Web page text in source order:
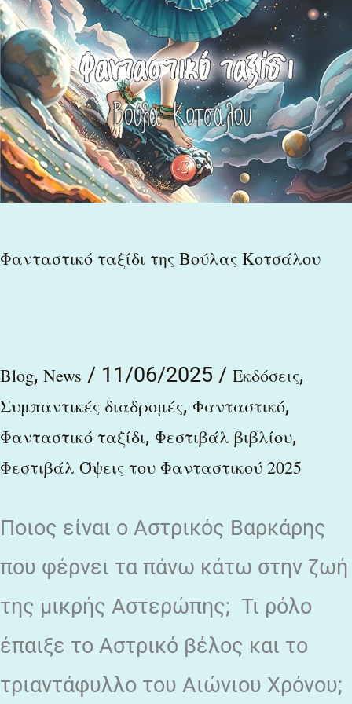
Φανταστικό ταξίδι της Βούλας Κοτσάλου
Blog, News / 11/06/2025 / Εκδόσεις,
Συμπαντικές διαδρομές, Φανταστικό,
Φανταστικό ταξίδι, Φεστιβάλ βιβλίου,
Φεστιβάλ Όψεις του Φανταστικού 2025
Ποιος είναι ο Αστρικός Βαρκάρης
που φέρνει τα πάνω κάτω στην ζωή
της μικρής Αστερώπης; Τι ρόλο
έπαιξε το Αστρικό βέλος και το
τριαντάφυλλο του Αιώνιου Χρόνου;